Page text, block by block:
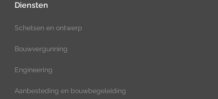
Diensten
Schetsen en ontwerp
Bouwvergunning
Engineering
Aanbesteding en bouwbegeleiding